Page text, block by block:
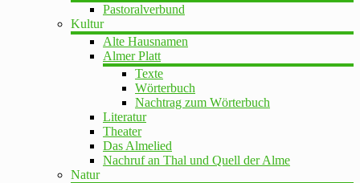
Pastoralverbund
Kultur
Alte Hausnamen
Almer Platt
Texte
Wörterbuch
Nachtrag zum Wörterbuch
Literatur
Theater
Das Almelied
Nachruf an Thal und Quell der Alme
Natur